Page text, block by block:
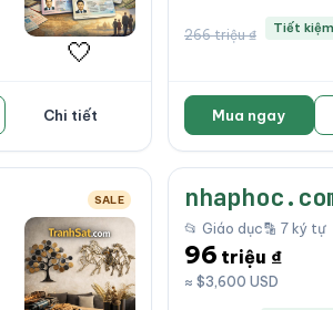
🤍
Chi tiết
266 triệu ₫ Tiết
Mua ngay
SALE
📂 Giáo dục🔡 7 ký tự
96 triệu ₫
≈ $3,600 USD